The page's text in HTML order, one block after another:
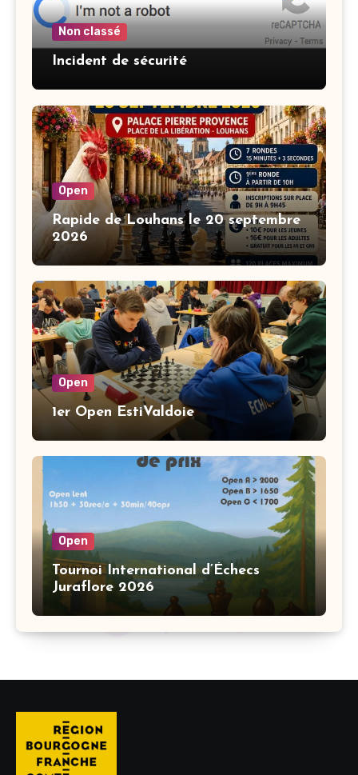
Non classé
Incident de sécurité
Open
Rapide de Louhans le 20 septembre
2026
Open
1er Open EstiValdoie
Open
Tournoi International d’Échecs
Juraflore 2026